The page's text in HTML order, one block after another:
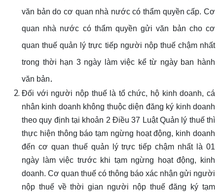
văn bản do cơ quan nhà nước có thẩm quyền cấp. Cơ
quan nhà nước có thẩm quyền gửi văn bản cho cơ
quan thuế quản lý trực tiếp người nộp thuế chậm nhất
trong thời hạn 3 ngày làm việc kể từ ngày ban hành
văn bản.
Đối với người nộp thuế là tổ chức, hộ kinh doanh, cá
nhân kinh doanh không thuộc diện đăng ký kinh doanh
theo quy định tại khoản 2 Điều 37 Luật Quản lý thuế thì
thực hiện thông báo tạm ngừng hoạt động, kinh doanh
đến cơ quan thuế quản lý trực tiếp chậm nhất là 01
ngày làm việc trước khi tạm ngừng hoạt động, kinh
doanh. Cơ quan thuế có thông báo xác nhận gửi người
nộp thuế về thời gian người nộp thuế đăng ký tạm